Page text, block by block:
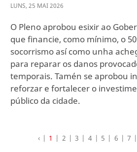
LUNS, 25 MAI2026
O Pleno aprobou esixir ao
que financie, como mínimo, o
socorrismo así como unha
para reparar os danos
temporais. Tamén se aprobou
reforzar e fortalecer o
público da cidade.
‹ 1 2 3 4 5 6 7